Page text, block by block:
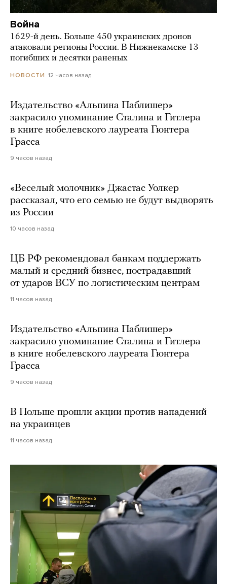
Война
1629-й день. Больше 450 украинских дронов
атаковали регионы России. В Нижнекамске 13
погибших и десятки раненых
НОВОСТИ 12 часов назад
Издательство «Альпина Паблишер»
закрасило упоминание Сталина и Гитлера
в книге нобелевского лауреата Гюнтера
Грасса
9 часов назад
«Веселый молочник» Джастас Уолкер
рассказал, что его семью не будут выдворять
из России
10 часов назад
ЦБ РФ рекомендовал банкам поддержать
малый и средний бизнес, пострадавший
от ударов ВСУ по логистическим центрам
11 часов назад
Издательство «Альпина Паблишер»
закрасило упоминание Сталина и Гитлера
в книге нобелевского лауреата Гюнтера
Грасса
9 часов назад
В Польше прошли акции против нападений
на украинцев
11 часов назад